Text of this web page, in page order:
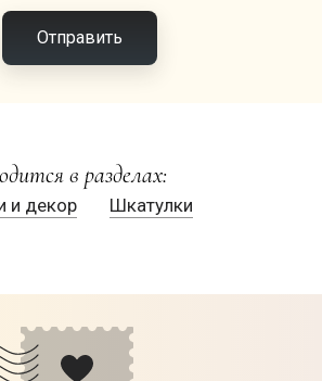
Отправить
в разделах:
и декор Шкатулки